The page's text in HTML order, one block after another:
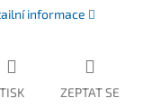
informace
TISK ZEPTAT SE